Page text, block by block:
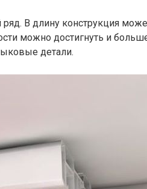
В длину конструкция
можно достигнуть и
детали.